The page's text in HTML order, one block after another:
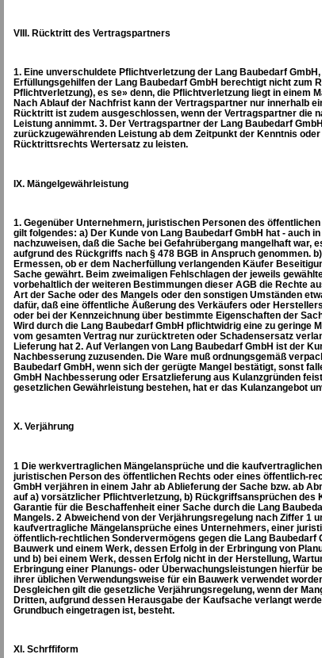
VIII. Rücktritt des Vertragspartners
1. Eine unverschuldete Pflichtverletzung der Lang Baubedarf
Erfüllungsgehilfen der Lang Baubedarf GmbH berechtigt nicht zum
Pflichtverletzung), es se» denn, die Pflichtverletzung liegt in einem
Nach Ablauf der Nachfrist kann der Vertragspartner nur innerhalb
Rücktritt ist zudem ausgeschlossen, wenn der Vertragspartner die
Leistung annimmt. 3. Der Vertragspartner der Lang Baubedarf
zurückzugewährenden Leistung ab dem Zeitpunkt der Kenntnis
Rücktrittsrechts Wertersatz zu leisten.
IX. Mängelgewährleistung
1. Gegenüber Unternehmern, juristischen Personen des
gilt folgendes: a) Der Kunde von Lang Baubedarf GmbH hat - auch
nachzuweisen, daß die Sache bei Gefahrübergang mangelhaft war,
aufgrund des Rückgriffs nach § 478 BGB in Anspruch genommen.
Ermessen, ob er dem Nacherfüllung verlangenden Käufer
Sache gewährt. Beim zweimaligen Fehlschlagen der jeweils
vorbehaltlich der weiteren Bestimmungen dieser AGB die Rechte
Art der Sache oder des Mangels oder den sonstigen Umständen
dafür, daß eine öffentliche Äußerung des Verkäufers oder
oder bei der Kennzeichnung über bestimmte Eigenschaften der
Wird durch die Lang Baubedarf GmbH pflichtwidrig eine zu geringe
vom gesamten Vertrag nur zurücktreten oder Schadensersatz
Lieferung hat 2. Auf Verlangen von Lang Baubedarf GmbH ist der
Nachbesserung zuzusenden. Die Ware muß ordnungsgemäß
Baubedarf GmbH, wenn sich der gerügte Mangel bestätigt, sonst
GmbH Nachbesserung oder Ersatzlieferung aus Kulanzgründen
gesetzlichen Gewährleistung bestehen, hat er das Kulanzangebot
X. Verjährung
1 Die werkvertraglichen Mängelansprüche und die
juristischen Person des öffentlichen Rechts oder eines öffentlich-
GmbH verjähren in einem Jahr ab Ablieferung der Sache bzw. ab
auf a) vorsätzlicher Pflichtverletzung, b) Rückgriffsansprüchen des
Garantie für die Beschaffenheit einer Sache durch die Lang
Mangels. 2 Abweichend von der Verjährungsregelung nach Ziffer 1
kaufvertragliche Mängelansprüche eines Unternehmers, einer
öffentlich-rechtlichen Sondervermögens gegen die Lang Baubedarf
Bauwerk und einem Werk, dessen Erfolg in der Erbringung von
und b) bei einem Werk, dessen Erfolg nicht in der Herstellung,
Erbringung einer Planungs- oder Überwachungsleistungen hierfür
ihrer üblichen Verwendungsweise für ein Bauwerk verwendet
Desgleichen gilt die gesetzliche Verjährungsregelung, wenn der
Dritten, aufgrund dessen Herausgabe der Kaufsache verlangt
Grundbuch eingetragen ist, besteht.
XI. Schrffiform